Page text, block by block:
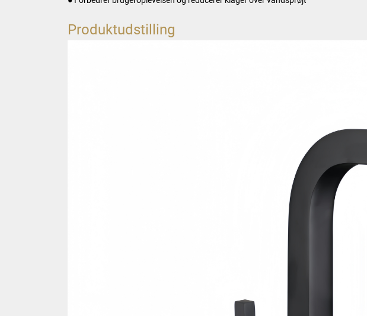
Produktudstilling